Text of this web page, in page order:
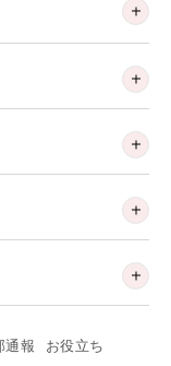
通報 お役立ち